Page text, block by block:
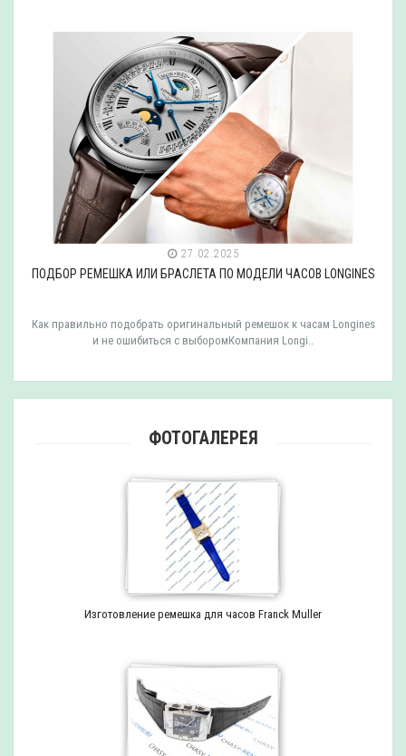
27.02.2025
ПОДБОР РЕМЕШКА ИЛИ БРАСЛЕТА ПО МОДЕЛИ ЧАСОВ LONGINES
Как правильно подобрать оригинальный ремешок к часам Longines
и не ошибиться с выборомКомпания Longi..
ФОТОГАЛЕРЕЯ
Изготовление ремешка для часов Franck Muller